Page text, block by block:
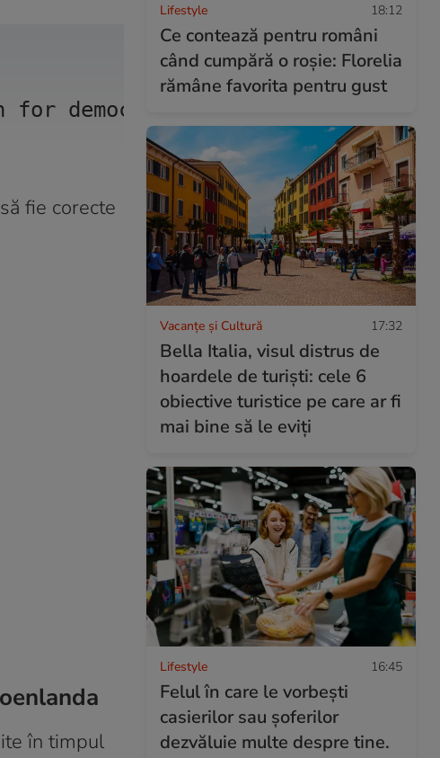
for democratic integrity in
fie corecte
în timpul
Lifestyle 18:12
Ce contează pentru români
când cumpără o roșie: Florelia
rămâne favorita pentru gust
Vacanțe și Cultură 17:32
Bella Italia, visul distrus de
hoardele de turiști: cele 6
obiective turistice pe care ar fi
mai bine să le eviți
Lifestyle 16:45
Felul în care le vorbești
casierilor sau șoferilor
dezvăluie multe despre tine.